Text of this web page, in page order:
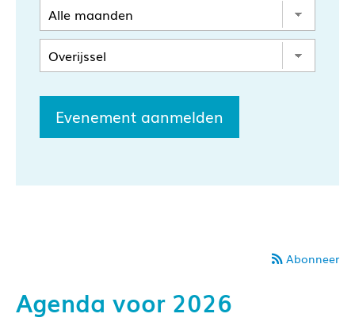
Evenement aanmelden
Abonneer
Agenda voor 2026